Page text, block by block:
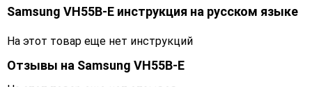
Samsung VH55B-E инструкция на русском языке
На этот товар еще нет инструкций
Отзывы на Samsung VH55B-E